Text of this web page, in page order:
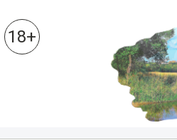
18+